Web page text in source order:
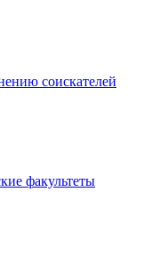
соискателей
факультеты